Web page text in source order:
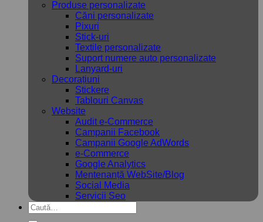
Produse personalizate
Căni personalizate
Pixuri
Stick-uri
Textile personalizate
Suport numere auto personalizate
Lanyard-uri
Decorațiuni
Stickere
Tablouri Canvas
Website
Audit e-Commerce
Campanii Facebook
Campanii Google AdWords
e-Commerce
Google Analytics
Mentenanță WebSite/Blog
Social Media
Servicii Seo
Caută
după: